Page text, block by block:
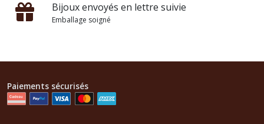
Bijoux envoyés en lettre suivie
Emballage soigné
Paiements sécurisés